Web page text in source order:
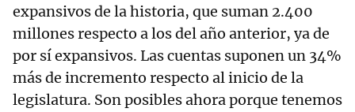
expansivos de la historia, que suman 2.400
millones respecto a los del año anterior, ya de
por sí expansivos. Las cuentas suponen un 34%
más de incremento respecto al inicio de la
legislatura. Son posibles ahora porque tenemos